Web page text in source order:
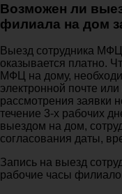
Возможен ли
филиала на дом
Выезд сотрудника
оказывается платно.
МФЦ на дому,
электронной почте
рассмотрения заявки
течение 3-х рабочих
выездом на дом,
согласования даты,
Запись на выезд
рабочие часы